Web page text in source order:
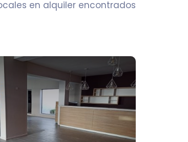
en alquiler encontrados